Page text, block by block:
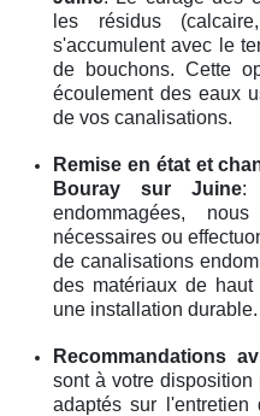
les résidus
s'accumulent avec le
de bouchons. Cette
écoulement des eaux
de vos canalisations.
Remise en état et
Bouray sur Juine:
endommagées,
nécessaires ou
de canalisations
des matériaux de
une installation durable.
Recommandations
sont à votre
adaptés sur